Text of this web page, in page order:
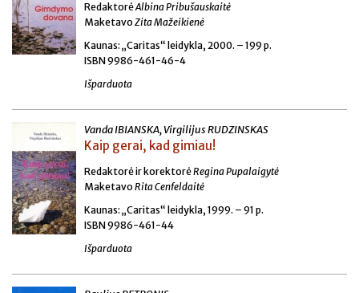
RedaktorėAlbina Pribušauskaitė
Maketavo Zita Mažeikienė
Kaunas: „Caritas“ leidykla, 2000. – 199 p.
ISBN 9986-461-46-4
Išparduota
Vanda IBIANSKA, Virgilijus RUDZINSKAS
Kaip gerai, kad gimiau!
Redaktorė ir korektorėRegina Pupalaigytė
Maketavo Rita Cenfeldaitė
Kaunas: „Caritas“ leidykla, 1999. – 91 p.
ISBN 9986-461-44
Išparduota